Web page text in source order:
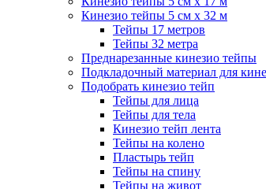
Кинезио тейпы 5 см х 32 м
Тейпы 17 метров
Тейпы 32 метра
Преднарезанные кинезио тейпы
Подкладочный материал для
Подобрать кинезио тейп
Тейпы для лица
Тейпы для тела
Кинезио тейп лента
Тейпы на колено
Пластырь тейп
Тейпы на спину
Тейпы на живот